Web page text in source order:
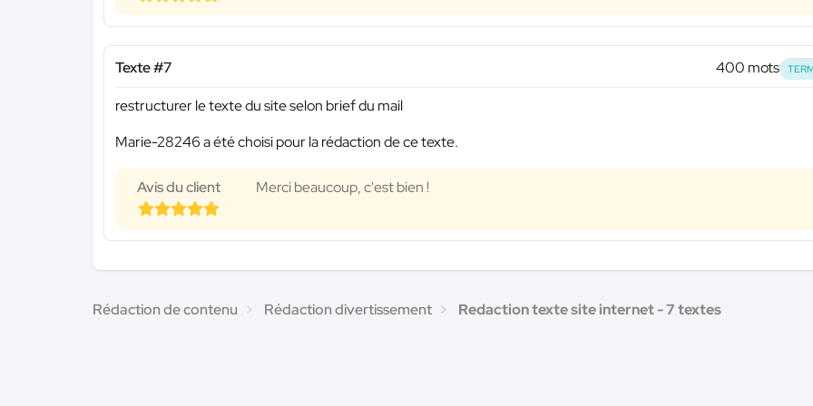
Texte #7 400 mots
restructurer le texte du site selon brief du mail
Marie-28246 a été choisi pour la rédaction de ce texte.
Avis du client Merci beaucoup, c'est bien !
Rédaction de contenu Rédaction divertissement Redaction texte site internet - 7 textes